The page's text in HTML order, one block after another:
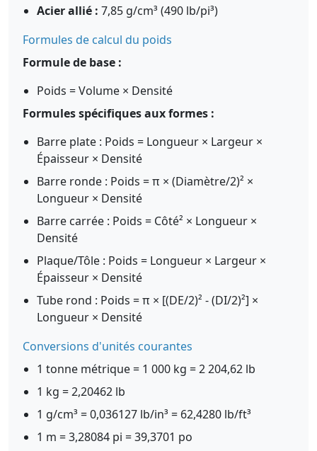
Acier allié : 7,85 g/cm³ (490 lb/pi³)
Formules de calcul du poids
Formule de base :
Poids = Volume × Densité
Formules spécifiques aux formes :
Barre plate : Poids = Longueur × Largeur ×
Épaisseur × Densité
Barre ronde : Poids = π × (Diamètre/2)² ×
Longueur × Densité
Barre carrée : Poids = Côté² × Longueur ×
Densité
Plaque/Tôle : Poids = Longueur × Largeur ×
Épaisseur × Densité
Tube rond : Poids = π × [(DE/2)² - (DI/2)²] ×
Longueur × Densité
Conversions d'unités courantes
1 tonne métrique = 1 000 kg = 2 204,62 lb
1 kg = 2,20462 lb
1 g/cm³ = 0,036127 lb/in³ = 62,4280 lb/ft³
1 m = 3,28084 pi = 39,3701 po